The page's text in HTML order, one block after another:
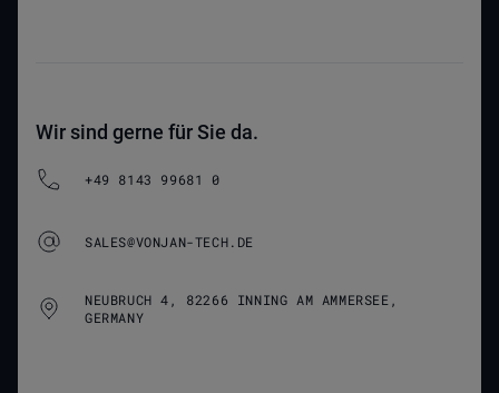
Wir sind gerne für Sie da.
+49 8143 99681 0
SALES@VONJAN-TECH.DE
NEUBRUCH 4, 82266 INNING AM AMMERSEE,
GERMANY